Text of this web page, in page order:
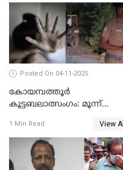
Posted On 04-11-2025
കോയമ്പത്തൂർ
കൂട്ടബലാത്സംഗം: മൂന്ന്
1 Min Read View All